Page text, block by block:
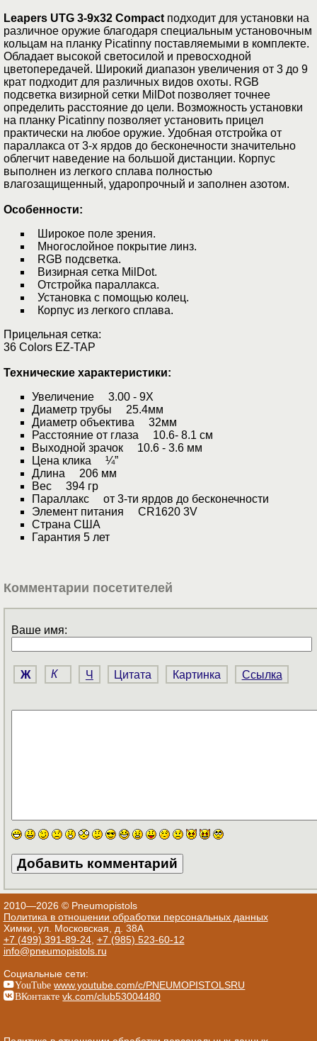
Leapers UTG 3-9х32 Compact подходит для установки на
различное оружие благодаря специальным установочным
кольцам на планку Picatinny поставляемыми в комплекте.
Обладает высокой светосилой и превосходной
цветопередачей. Широкий диапазон увеличения от 3 до 9
крат подходит для различных видов охоты. RGB
подсветка визирной сетки MilDot позволяет точнее
определить расстояние до цели. Возможность установки
на планку Picatinny позволяет установить прицел
практически на любое оружие. Удобная отстройка от
параллакса от 3-х ярдов до бесконечности значительно
облегчит наведение на большой дистанции. Корпус
выполнен из легкого сплава полностью
влагозащищенный, ударопрочный и заполнен азотом.
Особенности:
Широкое поле зрения.
Многослойное покрытие линз.
RGB подсветка.
Визирная сетка MilDot.
Отстройка параллакса.
Установка с помощью колец.
Корпус из легкого сплава.
Прицельная сетка:
36 Colors EZ-TAP
Технические характеристики:
Увеличение 3.00 - 9X
Диаметр трубы 25.4мм
Диаметр объектива 32мм
Расстояние от глаза 10.6- 8.1 см
Выходной зрачок 10.6 - 3.6 мм
Цена клика ¼”
Длина 206 мм
Вес 394 гр
Параллакс от 3-ти ярдов до бесконечности
Элемент питания CR1620 3V
Страна США
Гарантия 5 лет
Комментарии посетителей
Ваше имя:
Ж К Ч Цитата Картинка Ссылка
2010—2026 © Pneumopistols
Политика в отношении обработки персональных данных
Химки, ул. Московская, д. 38А
+7 (499) 391-89-24, +7 (985) 523-60-12
info@pneumopistols.ru
Социальные сети:
YouTube www.youtube.com/c/PNEUMOPISTOLSRU
ВКонтакте vk.com/club53004480